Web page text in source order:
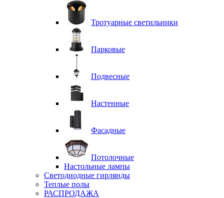
Тротуарные светильники
Парковые
Подвесные
Настенные
Фасадные
Потолочные
Настольные лампы
Светодиодные гирлянды
Теплые полы
РАСПРОДАЖА